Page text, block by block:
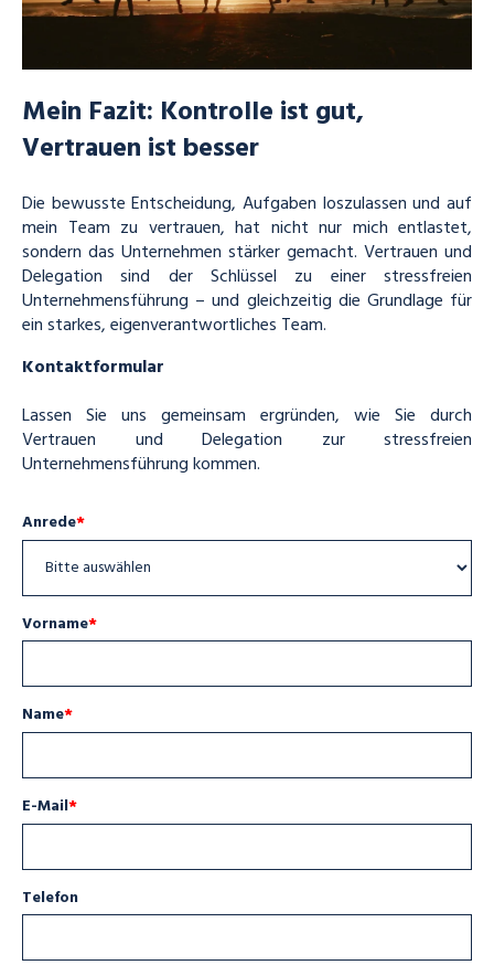
Mein Fazit: Kontrolle ist gut,
Vertrauen ist besser
Die bewusste Entscheidung, Aufgaben loszulassen und auf
mein Team zu vertrauen, hat nicht nur mich entlastet,
sondern das Unternehmen stärker gemacht. Vertrauen und
Delegation sind der Schlüssel zu einer stressfreien
Unternehmensführung – und gleichzeitig die Grundlage für
ein starkes, eigenverantwortliches Team.
Kontaktformular
Lassen Sie uns gemeinsam ergründen, wie Sie durch
Vertrauen und Delegation zur stressfreien
Unternehmensführung kommen.
Anrede*
Vorname*
Name*
E-Mail*
Telefon